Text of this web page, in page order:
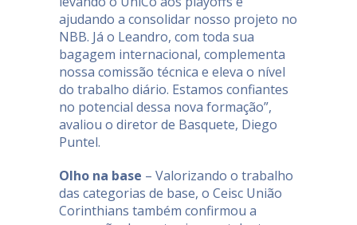
ajudando a consolidar nosso projeto no
NBB. Já o Leandro, com toda sua
bagagem internacional, complementa
nossa comissão técnica e eleva o nível
do trabalho diário. Estamos confiantes
no potencial dessa nova formação”,
avaliou o diretor de Basquete, Diego
Puntel.
Olho na base – Valorizando o trabalho
das categorias de base, o Ceisc União
Corinthians também confirmou a